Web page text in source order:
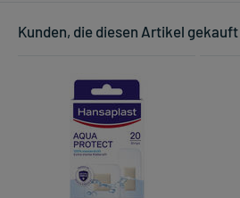
Kunden, die diesen Artikel